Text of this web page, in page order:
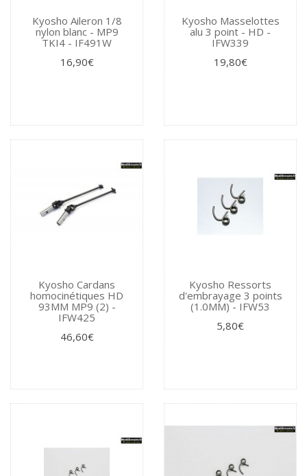
Kyosho Aileron 1/8
nylon blanc - MP9
TKI4 - IF491W
16,90€
Kyosho Masselottes
alu 3 point - HD -
IFW339
19,80€
Kyosho Cardans
homocinétiques HD
93MM MP9 (2) -
IFW425
46,60€
Kyosho Ressorts
d'embrayage 3 points
(1.0MM) - IFW53
5,80€